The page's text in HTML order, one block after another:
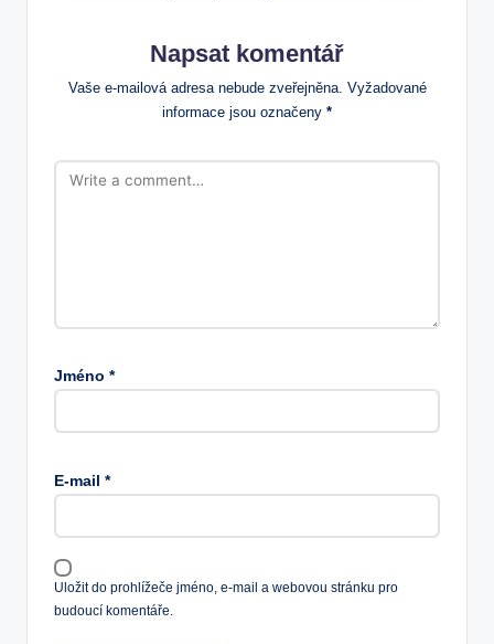
Napsat komentář
Vaše e-mailová adresa nebude zveřejněna. Vyžadované
informace jsou označeny *
Jméno *
E-mail *
Uložit do prohlížeče jméno, e-mail a webovou stránku pro
budoucí komentáře.